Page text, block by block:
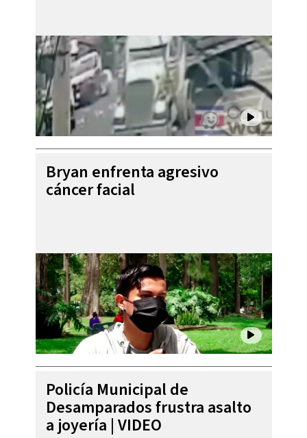
Bryan enfrenta agresivo
cáncer facial
Policía Municipal de
Desamparados frustra asalto
a joyería | VIDEO